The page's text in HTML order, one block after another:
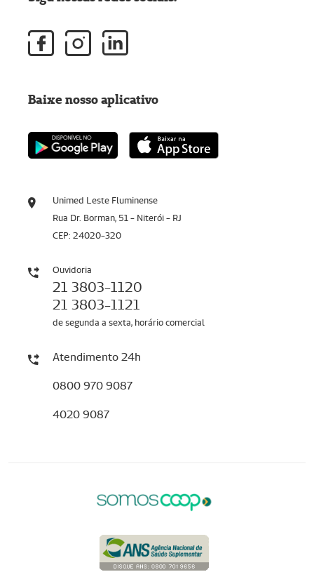
Unimed Leste Fluminense
Rua Dr. Borman, 51 - Niterói - RJ
CEP: 24020-320
Ouvidoria
21 3803-1120
21 3803-1121
de segunda a sexta, horário comercial
Atendimento 24h
0800 970 9087
4020 9087
Baixe nosso aplicativo